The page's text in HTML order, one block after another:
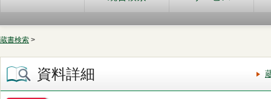
蔵書検索 >
資料詳細